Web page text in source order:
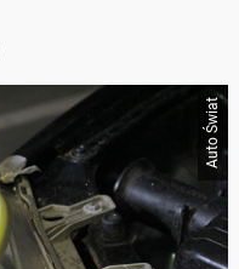
Auto Świat